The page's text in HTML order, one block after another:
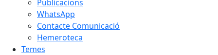
Publicacions
WhatsApp
Contacte Comunicació
Hemeroteca
Temes